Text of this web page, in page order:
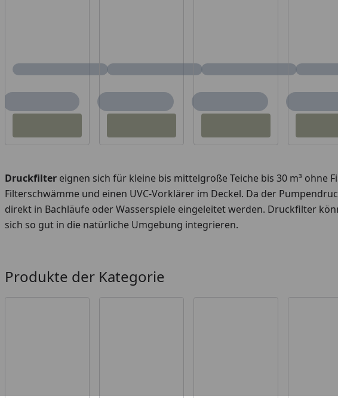
Druckfilter eignen sich für kleine bis mittelgroße Teiche bis 30 m³ ohne
Filterschwämme und einen UVC-Vorklärer im Deckel. Da der
direkt in Bachläufe oder Wasserspiele eingeleitet werden. Druckfilter
sich so gut in die natürliche Umgebung integrieren.
Produkte der Kategorie